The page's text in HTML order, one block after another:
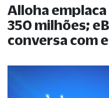
Alloha
350 milhões;
conversa com